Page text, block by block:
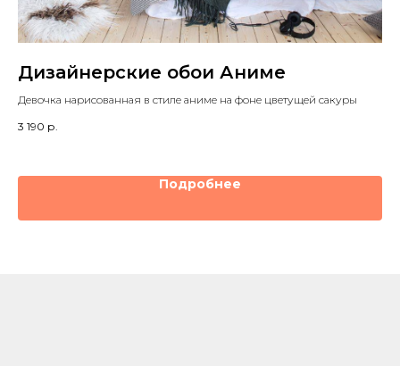
Дизайнерские обои Аниме
Девочка нарисованная в стиле аниме на фоне цветущей сакуры
3 190 р.
Подробнее